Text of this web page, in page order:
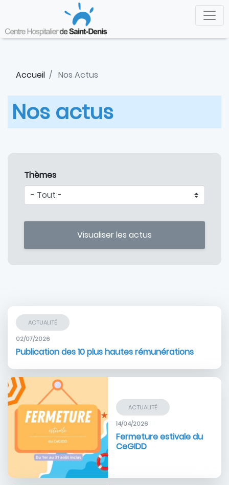
contenu
principal
Accueil Nos Actus
Nos actus
Thèmes
ACTUALITÉ
02/07/2026
Publication des 10 plus hautes rémunérations
Image
ACTUALITÉ
14/04/2026
Fermeture estivale du
CeGIDD
Panneau de gestion des cookies